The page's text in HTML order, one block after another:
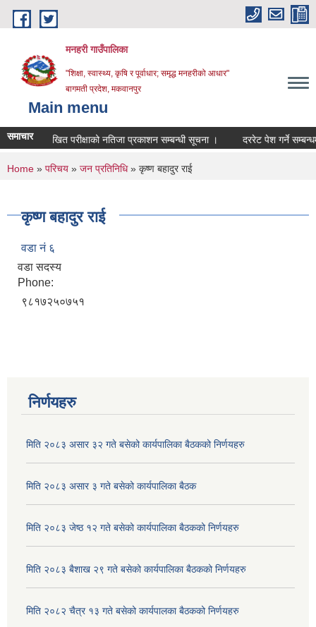
Skip to main content
मनहरी गाउँपालिका
"शिक्षा, स्वास्थ्य, कृषि र पूर्वाधार; समृद्ध मनहरीको आधार"
बागमती प्रदेश, मकवानपुर
Main menu
समाचारलिखित परीक्षाको नतिजा प्रकाशन सम्बन्धी सूचना । दररेट पेश गर्ने सम्बन्धमा ।
You are here
Home » परिचय » जन प्रतिनिधि» कृष्ण बहादुर राई
कृष्ण बहादुर राई
वडा नं ६
वडा सदस्य
Phone:
९८१७२५०७५१
निर्णयहरु
मिति २०८३ असार ३२ गते बसेको कार्यपालिका बैठकको निर्णयहरु
मिति २०८३ असार ३ गते बसेको कार्यपालिका बैठक
मिति २०८३ जेष्ठ १२ गते बसेको कार्यपालिका बैठकको निर्णयहरु
मिति २०८३ बैशाख २९ गते बसेको कार्यपालिका बैठकको निर्णयहरु
मिति २०८२ चैत्र १३ गते बसेको कार्यपालका बैठकको निर्णयहरु